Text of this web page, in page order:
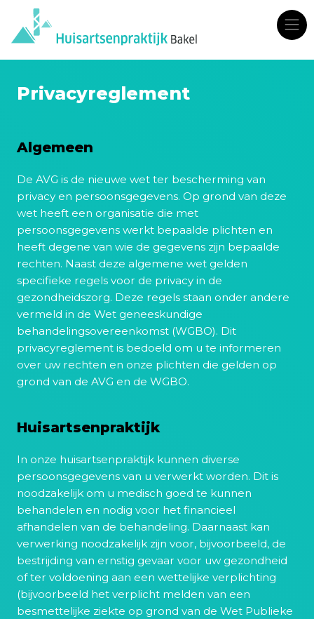
Privacyreglement
Algemeen
De AVG is de nieuwe wet ter bescherming van
privacy en persoonsgegevens. Op grond van deze
wet heeft een organisatie die met
persoonsgegevens werkt bepaalde plichten en
heeft degene van wie de gegevens zijn bepaalde
rechten. Naast deze algemene wet gelden
specifieke regels voor de privacy in de
gezondheidszorg. Deze regels staan onder andere
vermeld in de Wet geneeskundige
behandelingsovereenkomst (WGBO). Dit
privacyreglement is bedoeld om u te informeren
over uw rechten en onze plichten die gelden op
grond van de AVG en de WGBO.
Huisartsenpraktijk
In onze huisartsenpraktijk kunnen diverse
persoonsgegevens van u verwerkt worden. Dit is
noodzakelijk om u medisch goed te kunnen
behandelen en nodig voor het financieel
afhandelen van de behandeling. Daarnaast kan
verwerking noodzakelijk zijn voor, bijvoorbeeld, de
bestrijding van ernstig gevaar voor uw gezondheid
of ter voldoening aan een wettelijke verplichting
(bijvoorbeeld het verplicht melden van een
besmettelijke ziekte op grond van de Wet Publieke